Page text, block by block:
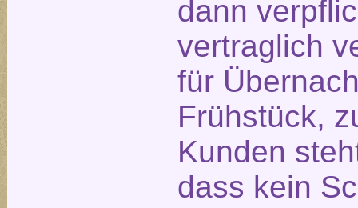
dann
vertraglich
für
Frühstück,
Kunden
dass kein